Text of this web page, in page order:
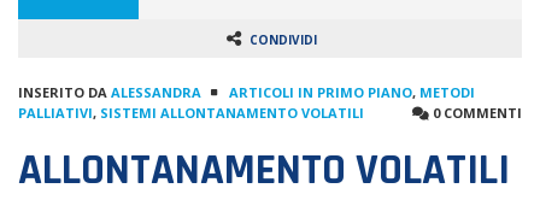
CONDIVIDI
INSERITO DA ALESSANDRA ARTICOLI IN PRIMO PIANO, METODI
PALLIATIVI, SISTEMI ALLONTANAMENTO VOLATILI 0 COMMENTI
ALLONTANAMENTO VOLATILI